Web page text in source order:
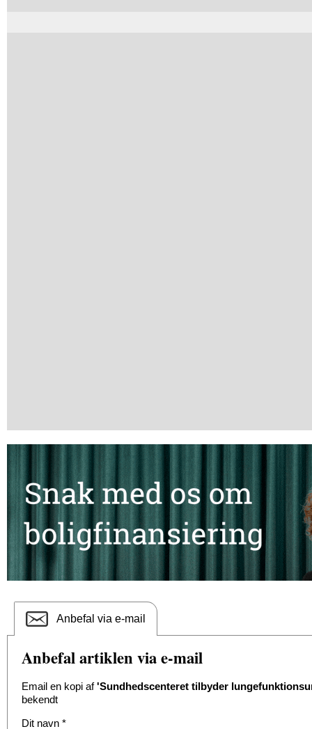
Anbefal via e-mail
Anbefal artiklen via e-mail
Email en kopi af'Sundhedscenteret tilbyder
bekendt
Dit navn *